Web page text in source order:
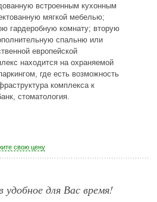
встроенным кухонным
мягкой мебелью;
гардеробную комнату; вторую
спальню или
европейской
находится на охраняемой
где есть возможность
комплекса к
стоматология.
свою цену
для Вас время!